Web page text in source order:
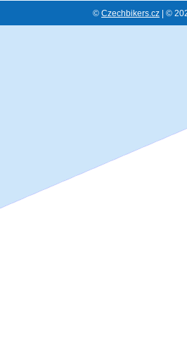
© Czechbikers.cz | ©